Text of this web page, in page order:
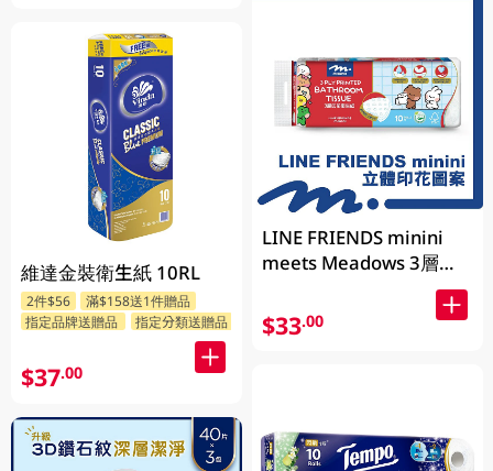
維達金裝衛生紙 10RL
2件$56
滿$158送1件贈品
指定品牌送贈品
指定分類送贈品
$37.00
LINE FRIENDS minini
meets Meadows 3層立
體印花衛生紙 170g x 10
卷 (包裝隨機發送)
$33.00